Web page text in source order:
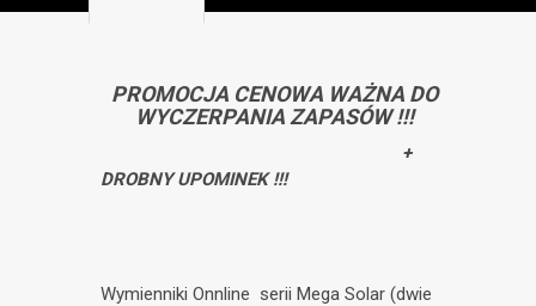
PROMOCJA CENOWA WAŻNA DO
WYCZERPANIA ZAPASÓW !!!
+
DROBNY UPOMINEK !!!
Wymienniki Onnline serii Mega Solar (dwie